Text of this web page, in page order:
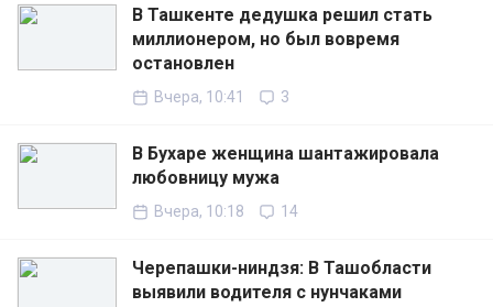
В Ташкенте дедушка решил стать
миллионером, но был вовремя
остановлен
Вчера, 10:41 3
В Бухаре женщина шантажировала
любовницу мужа
Вчера, 10:18 14
Черепашки-ниндзя: В Ташобласти
выявили водителя с нунчаками